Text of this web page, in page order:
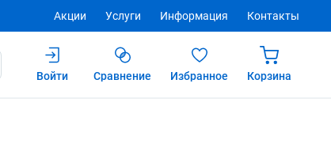
Акции Услуги Информация Контакты
Войти
Сравнение Избранное Корзина